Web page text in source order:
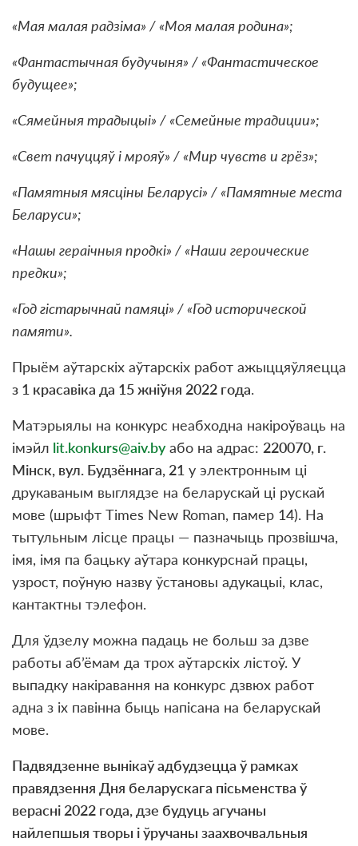
«Мая малая радзіма» / «Моя малая родина»;
«Фантастычная будучыня» / «Фантастическое
будущее»;
«Сямейныя традыцыі» / «Семейные традиции»;
«Свет пачуццяў і мрояў» / «Мир чувств и грёз»;
«Памятныя мясціны Беларусі» / «Памятные места
Беларуси»;
«Нашы гераічныя продкі» / «Наши героические
предки»;
«Год гістарычнай памяці» / «Год исторической
памяти».
Прыём аўтарскіх аўтарскіх работ ажыццяўляецца
з 1 красавіка да 15 жніўня 2022 года.
Матэрыялы на конкурс неабходна накіроўваць на
імэйл lit.konkurs@aiv.byабо на адрас: 220070, г.
Мінск, вул. Будзённага, 21 у электронным ці
друкаваным выглядзе на беларускай ці рускай
мове (шрыфт Times New Roman, памер 14). На
тытульным лісце працы — пазначыць прозвішча,
імя, імя па бацьку аўтара конкурснай працы,
узрост, поўную назву ўстановы адукацыі, клас,
кантактны тэлефон.
Для ўдзелу можна падаць не больш за дзве
работы аб’ёмам да трох аўтарскіх лістоў. У
выпадку накіравання на конкурс дзвюх работ
адна з іх павінна быць напісана на беларускай
мове.
Падвядзенне вынікаў адбудзецца ў рамках
правядзення Дня беларускага пісьменства ў
верасні 2022 года, дзе будуць агучаны
найлепшыя творы і ўручаны заахвочвальныя